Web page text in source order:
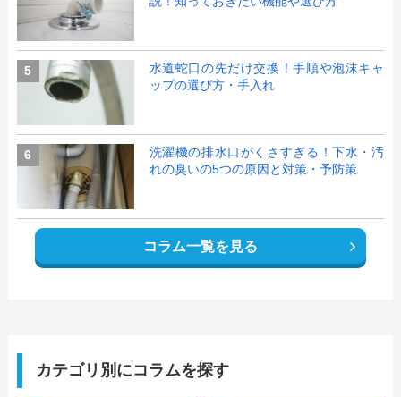
5
水道蛇口の先だけ交換！手順や泡沫キャ
ップの選び方・手入れ
6
洗濯機の排水口がくさすぎる！下水・汚
れの臭いの5つの原因と対策・予防策
コラム一覧を見る
カテゴリ別にコラムを探す